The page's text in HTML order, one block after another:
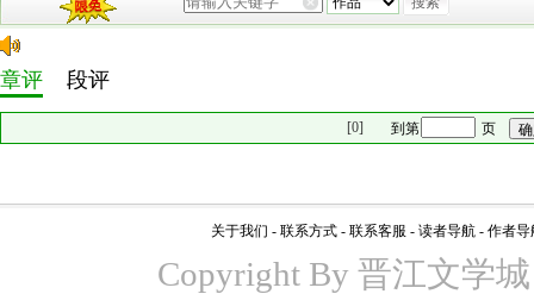
章评 段评
[0] 到第 页
关于我们 - 联系方式 - 联系客服 - 读者导航 - 作者导
Copyright By 晋江文学